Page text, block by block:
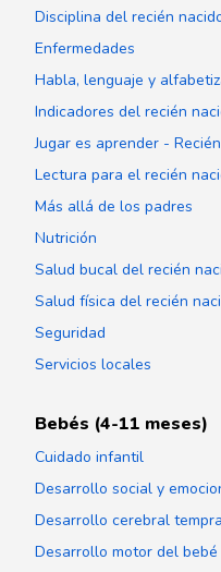
Disciplina del recién
Enfermedades
Habla, lenguaje y
Indicadores del recién
Jugar es aprender -
Lectura para el recién
Más allá de los padres
Nutrición
Salud bucal del recién
Salud física del recién
Seguridad
Servicios locales
Bebés (4-11 meses)
Cuidado infantil
Desarrollo social y
Desarrollo cerebral
Desarrollo motor del bebé